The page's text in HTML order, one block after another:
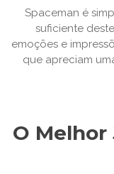
Spaceman é
suficiente
emoções e
que apreciam
O Melhor